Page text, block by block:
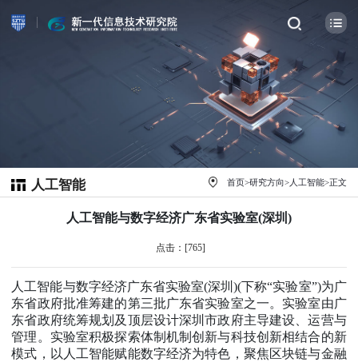
人工智能 首页>研究方向>人工智能>正文
人工智能与数字经济广东省实验室(深圳)
点击：[765]
人工智能与数字经济广东省实验室(深圳)(下称“实验室”)为广
东省政府批准筹建的第三批广东省实验室之一。实验室由广
东省政府统筹规划及顶层设计深圳市政府主导建设、运营与
管理。实验室积极探索体制机制创新与科技创新相结合的新
模式，以人工智能赋能数字经济为特色，聚焦区块链与金融